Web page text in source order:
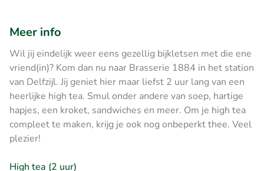
Meer info
Wil jij eindelijk weer eens gezellig bijkletsen met die ene
vriend(in)? Kom dan nu naar Brasserie 1884 in het station
van Delfzijl. Jij geniet hier maar liefst 2 uur lang van een
heerlijke high tea. Smul onder andere van soep, hartige
hapjes, een kroket, sandwiches en meer. Om je high tea
compleet te maken, krijg je ook nog onbeperkt thee. Veel
plezier!
High tea (2 uur)